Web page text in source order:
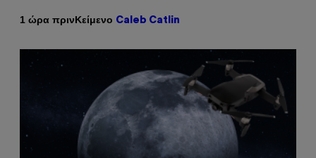
1 ώρα πρινΚείμενο Caleb Catlin